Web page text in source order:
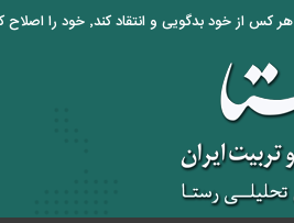
هر کس از خود بدگویی و انتقاد کند٬ خود را اصلاح کرده و هر کس خودستایی نماید٬ پس به تحقیق خویش را تباه نموده است. «امام علی (ع)»